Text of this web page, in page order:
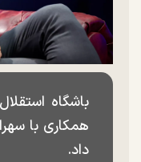
باشگاه
همکاری با
داد.